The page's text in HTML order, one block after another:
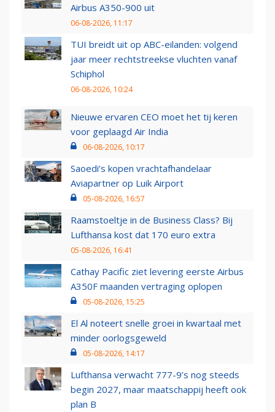
Airbus A350-900 uit
06-08-2026, 11:17
TUI breidt uit op ABC-eilanden: volgend
jaar meer rechtstreekse vluchten vanaf
Schiphol
06-08-2026, 10:24
Nieuwe ervaren CEO moet het tij keren
voor geplaagd Air India
06-08-2026, 10:17
Saoedi’s kopen vrachtafhandelaar
Aviapartner op Luik Airport
05-08-2026, 16:57
Raamstoeltje in de Business Class? Bij
Lufthansa kost dat 170 euro extra
05-08-2026, 16:41
Cathay Pacific ziet levering eerste Airbus
A350F maanden vertraging oplopen
05-08-2026, 15:25
El Al noteert snelle groei in kwartaal met
minder oorlogsgeweld
05-08-2026, 14:17
Lufthansa verwacht 777-9’s nog steeds
begin 2027, maar maatschappij heeft ook
plan B